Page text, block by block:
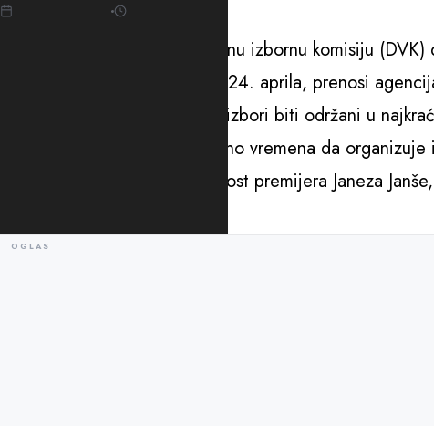
Pahor je obavijestio Nacionalnu izbornu komisiju
održavanju izbora u nedjelju, 24. aprila, prenosi
Pahor je ranije najavio da će izbori biti održani u
koronavirusa, DVK ima dovoljno vremena da organizuje
Izbori će biti test za popularnost premijera Janeza